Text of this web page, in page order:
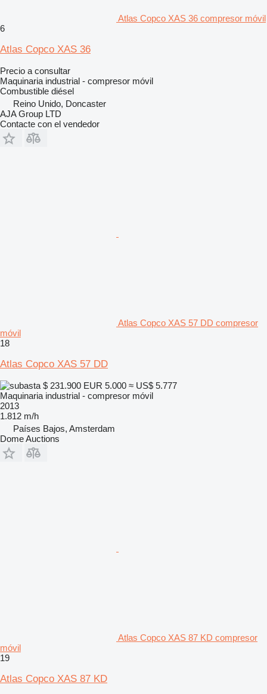
Atlas Copco XAS 36 compresor móvil
6
Atlas Copco XAS 36
Precio a consultar
Maquinaria industrial - compresor móvil
Combustible diésel
Reino Unido, Doncaster
AJA Group LTD
Contacte con el vendedor
Atlas Copco XAS 57 DD compresor
móvil
18
Atlas Copco XAS 57 DD
$ 231.900 EUR 5.000 ≈ US$ 5.777
Maquinaria industrial - compresor móvil
2013
1.812 m/h
Países Bajos, Amsterdam
Dome Auctions
Atlas Copco XAS 87 KD compresor
móvil
19
Atlas Copco XAS 87 KD